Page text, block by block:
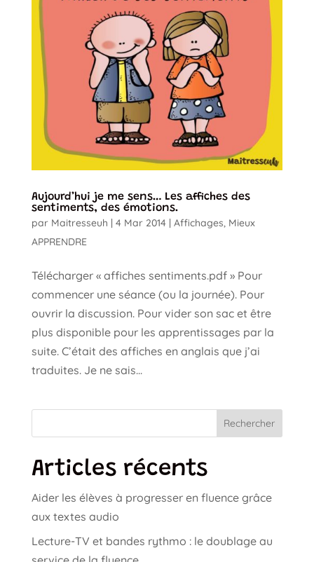
Aujourd’hui je me sens… Les affiches des
sentiments, des émotions.
par Maitresseuh | 4 Mar 2014| Affichages Mieux
APPRENDRE
Télécharger « affiches sentiments.pdf » Pour
commencer une séance (ou la journée). Pour
ouvrir la discussion. Pour vider son sac et être
plus disponible pour les apprentissages par la
suite. C’était des affiches en anglais que j’ai
traduites. Je ne sais...
Rechercher
Articles récents
Aider les élèves à progresser en fluence grâce
aux textes audio
Lecture-TV et bandes rythmo : le doublage au